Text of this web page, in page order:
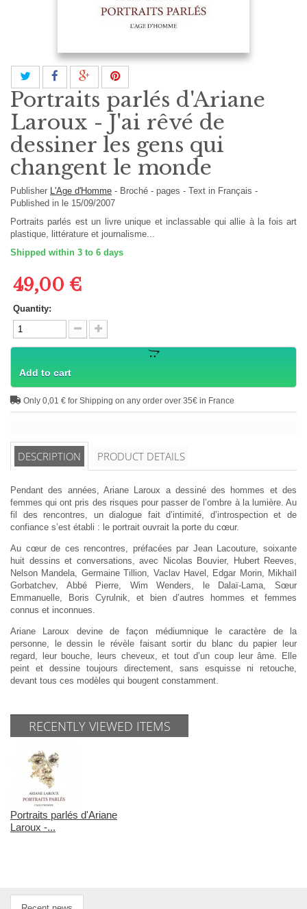
Portraits parlés d'Ariane
Laroux - J'ai rêvé de
dessiner les gens qui
changent le monde
Publisher L'Age d'Homme - Broché - pages - Text in Français -
Published in le 15/09/2007
Portraits parlés est un livre unique et inclassable qui allie à la fois art
plastique, littérature et journalisme...
Shipped within 3 to 6 days
49,00 €
Quantity:
Add to cart
Only 0,01 € for Shipping on any order over 35€ in France
DESCRIPTION PRODUCT DETAILS
Pendant des années, Ariane Laroux a dessiné des hommes et des
femmes qui ont pris des risques pour passer de l’ombre à la lumière. Au
fil des rencontres, un dialogue fait d’intimité, d’introspection et de
confiance s’est établi : le portrait ouvrait la porte du cœur.
Au cœur de ces rencontres, préfacées par Jean Lacouture, soixante
huit dessins et conversations, avec Nicolas Bouvier, Hubert Reeves,
Nelson Mandela, Germaine Tillion, Vaclav Havel, Edgar Morin, Mikhaïl
Gorbatchev, Abbé Pierre, Wim Wenders, le Dalaï-Lama, Sœur
Emmanuelle, Boris Cyrulnik, et bien d’autres hommes et femmes
connus et inconnues.
Ariane Laroux devine de façon médiumnique le caractère de la
personne, le dessin le révèle faisant sortir du blanc du papier leur
regard, leur bouche, leurs cheveux, et tout d’un coup leur âme. Elle
peint et dessine toujours directement, sans esquisse ni retouche,
devant tous ces modèles qui bougent constamment.
RECENTLY VIEWED ITEMS
Portraits parlés d'Ariane
Laroux -...